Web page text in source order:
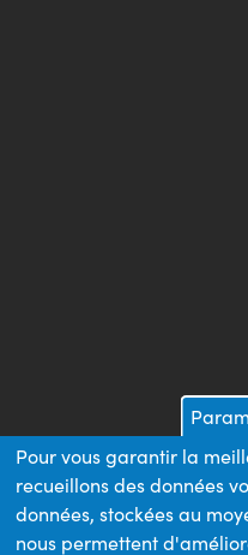
Pour vous garantir la
recueillons des données
données, stockées au
nous permettent